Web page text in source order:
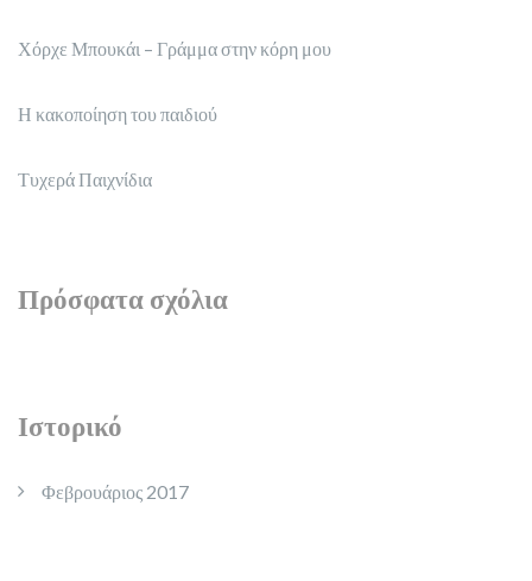
Χόρχε Μπουκάι – Γράμμα στην κόρη μου
Η κακοποίηση του παιδιού
Τυχερά Παιχνίδια
Πρόσφατα σχόλια
Ιστορικό
Φεβρουάριος 2017